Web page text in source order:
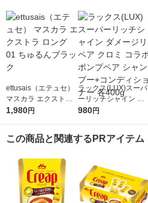
ettusais（エテュセ）
マスカラ エクストラ
ロング 01 ちゅるんブ
1,980円
ラックス(LUX)スーパ
ーリッチシャイン ダ
メージリペア クロミ
ョナー 各400g
980円
この商品と関連するPRアイテム